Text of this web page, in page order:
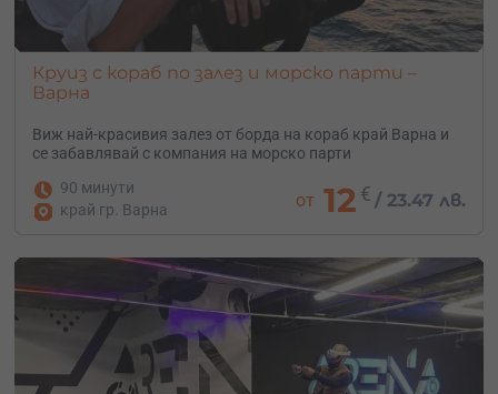
Круиз с кораб по залез и морско парти –
Варна
Виж най-красивия залез от борда на кораб край Варна и
се забавлявай с компания на морско парти
90 минути
край гр. Варна
от 12 € /23.47 лв.